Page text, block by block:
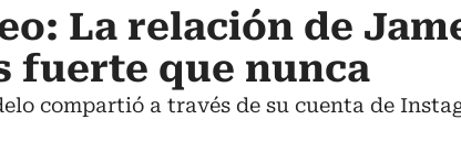
La relación de
fuerte que nunca
compartió a través de su cuenta de